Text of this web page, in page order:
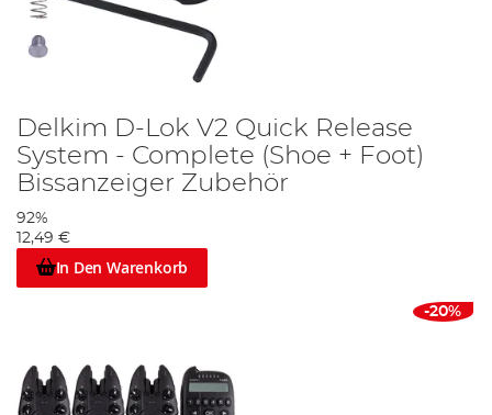
Delkim D-Lok V2 Quick Release
System - Complete (Shoe + Foot)
Bissanzeiger Zubehör
92%
12,49 €
In Den Warenkorb
-20%